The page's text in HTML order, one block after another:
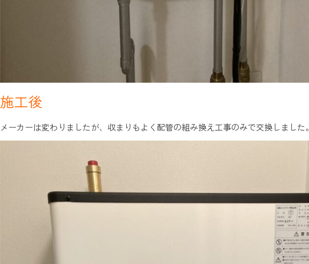
施工後
メーカーは変わりましたが、収まりもよく配管の組み換え工事のみで交換しました。